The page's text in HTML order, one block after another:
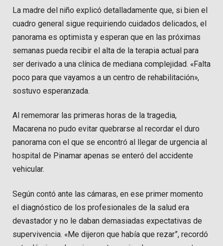
La madre del niño explicó detalladamente que, si bien el
cuadro general sigue requiriendo cuidados delicados, el
panorama es optimista y esperan que en las próximas
semanas pueda recibir el alta de la terapia actual para
ser derivado a una clínica de mediana complejidad. «Falta
poco para que vayamos a un centro de rehabilitación»,
sostuvo esperanzada.
Al rememorar las primeras horas de la tragedia,
Macarena no pudo evitar quebrarse al recordar el duro
panorama con el que se encontró al llegar de urgencia al
hospital de Pinamar apenas se enteró del accidente
vehicular.
Según contó ante las cámaras, en ese primer momento
el diagnóstico de los profesionales de la salud era
devastador y no le daban demasiadas expectativas de
supervivencia. «Me dijeron que había que rezar”, recordó